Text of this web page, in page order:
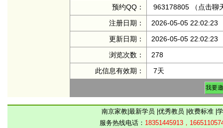
预约QQ：
963178805 （点击聊
注册日期：
2026-05-05 22:02:23
更新日期：
2026-05-05 22:02:23
浏览次数：
278
此信息有效期：
7天
南京家教 最新学员 优秀教员 收费标准
服务热线电话： 18351445913，